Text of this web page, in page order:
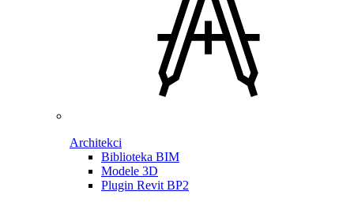
Architekci
Biblioteka BIM
Modele 3D
Plugin Revit BP2